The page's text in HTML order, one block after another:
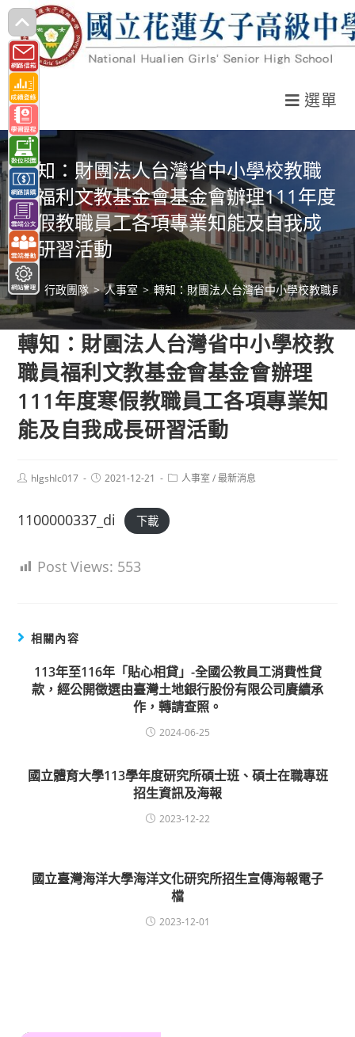
跳
轉
至
主
要
內
容
選單
轉知：財團法人台灣省中小學校教職
員福利文教基金會基金會辦理111年度
寒假教職員工各項專業知能及自我成
長研習活動
> 行政團隊 > 人事室 > 轉知：財團法人台灣省中小學校教職員
轉知：財團法人台灣省中小學校教
職員福利文教基金會基金會辦理
111年度寒假教職員工各項專業知
能及自我成長研習活動
Posthlgshlc017
Post2021-12-21
Post人事室 / 最新消息
1100000337_di 下載
Post Views: 553
相關內容
113年至116年「貼心相貸」-全國公教員工消費性貸
款，經公開徵選由臺灣土地銀行股份有限公司賡續承
作，轉請查照。
2024-06-25
國立體育大學113學年度研究所碩士班、碩士在職專班
招生資訊及海報
2023-12-22
國立臺灣海洋大學海洋文化研究所招生宣傳海報電子
檔
2023-12-01